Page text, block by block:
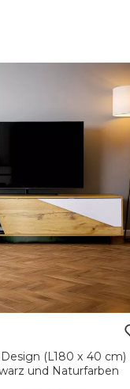
(L180 x 40 cm)
und Naturfarben